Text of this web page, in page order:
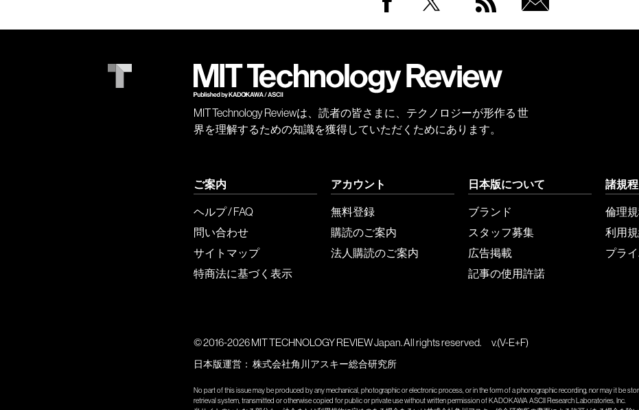
会員
MIT Technology Reviewは、読者の皆さまに、テクノロジーが形作る 世
界を理解するための知識を獲得していただくためにあります。
ご案内
ヘルプ / FAQ
問い合わせ
サイトマップ
特商法に基づく表示
アカウント
無料登録
購読のご案内
法人購読のご案内
日本版について
ブランド
スタッフ募集
広告掲載
記事の使用許諾
諸規程
倫理
利用
プラ
© 2016-2026 MIT TECHNOLOGY REVIEW Japan. All rights reserved. v.(V-E+F)
日本版運営： 株式会社角川アスキー総合研究所
No part of this issue may be produced by any mechanical, photographic or electronic process, or in the form of a phonographic recording, nor may it be
retrieval system, transmitted or otherwise copied for public or private use without written permission of KADOKAWA ASCII Research Laboratories, Inc.